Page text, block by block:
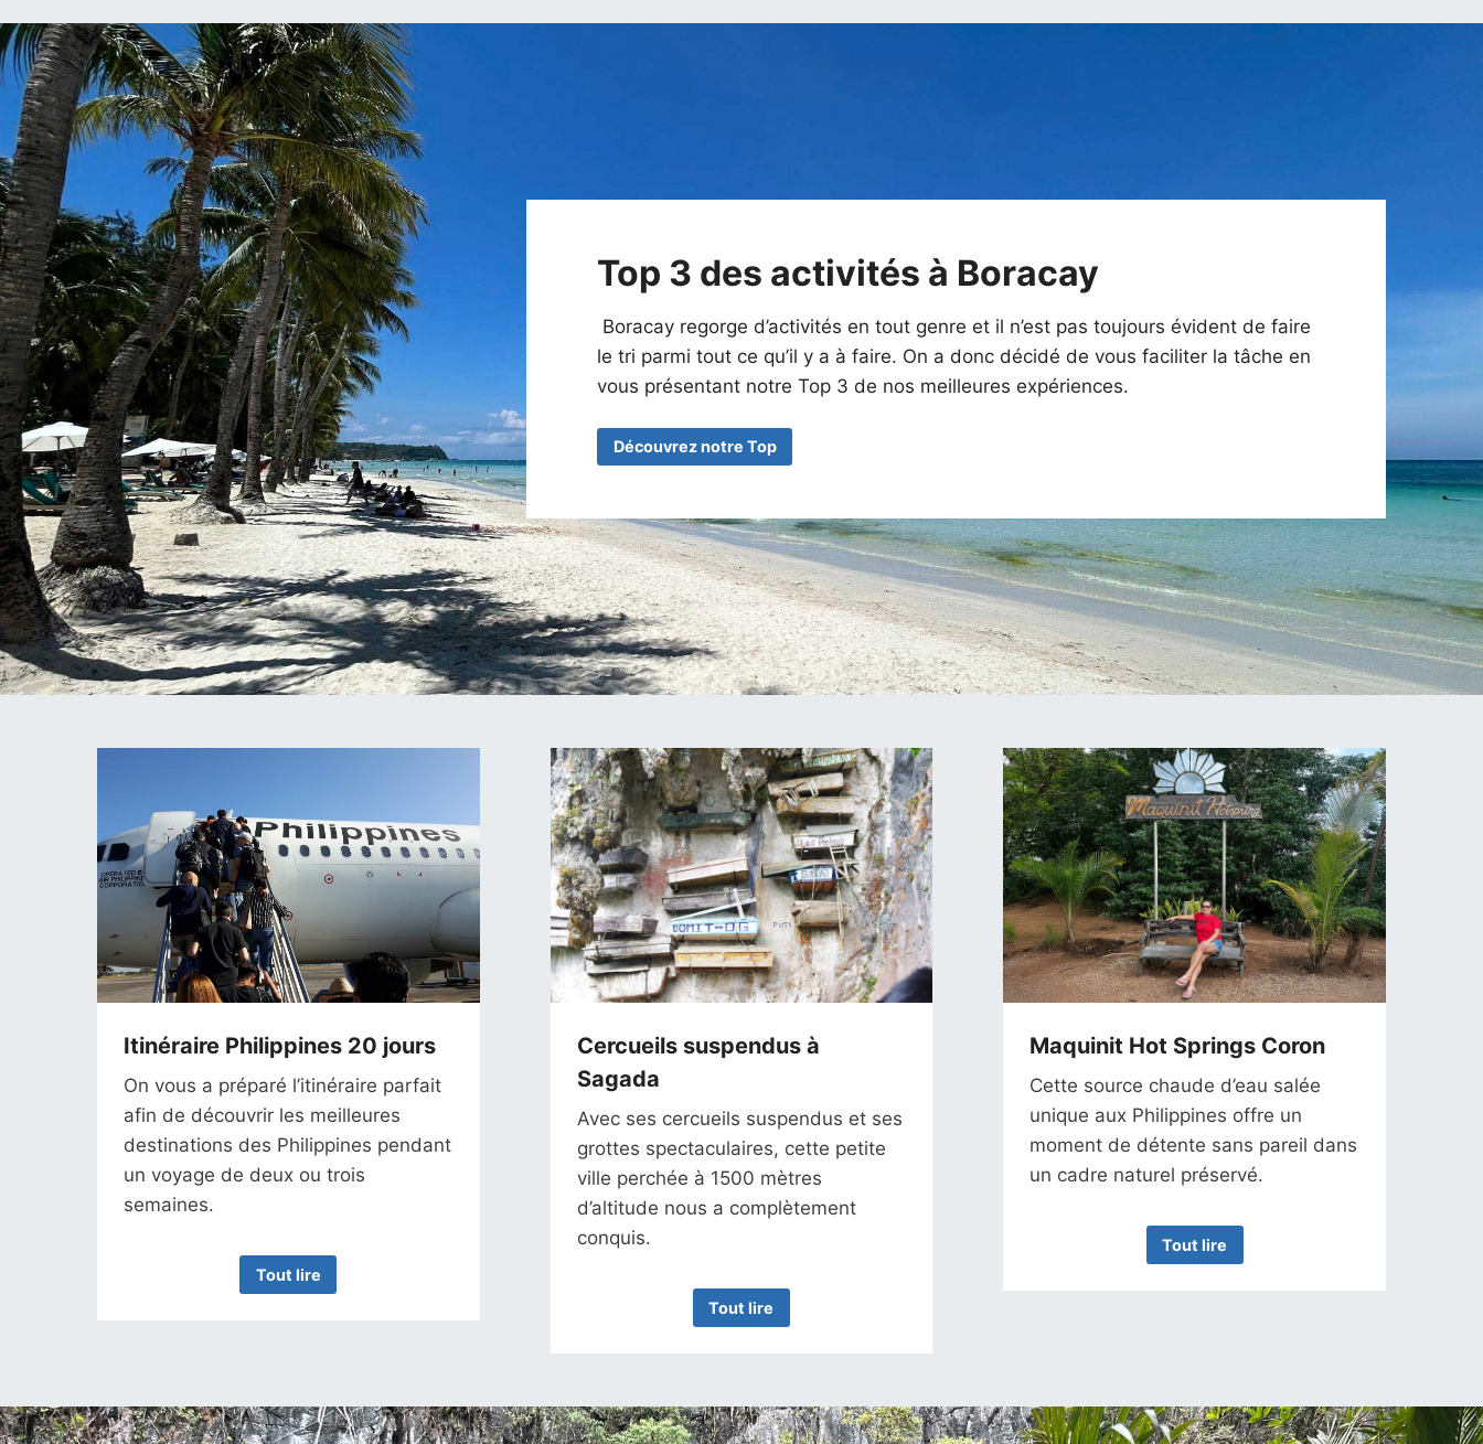
Top 3 des activités à Boracay
Boracay regorge d’activités en tout genre et il n’est pas toujours évident de faire
le tri parmi tout ce qu’il y a à faire. On a donc décidé de vous faciliter la tâche en
vous présentant notre Top 3 de nos meilleures expériences.
Découvrez notre Top
Itinéraire Philippines 20 jours
On vous a préparé l’itinéraire parfait
afin de découvrir les meilleures
destinations des Philippines pendant
un voyage de deux ou trois
semaines.
Tout lire
Cercueils suspendus à
Sagada
Avec ses cercueils suspendus et ses
grottes spectaculaires, cette petite
ville perchée à 1500 mètres
d’altitude nous a complètement
conquis.
Tout lire
Maquinit Hot Springs Coron
Cette source chaude d’eau salée
unique aux Philippines offre un
moment de détente sans pareil dans
un cadre naturel préservé.
Tout lire